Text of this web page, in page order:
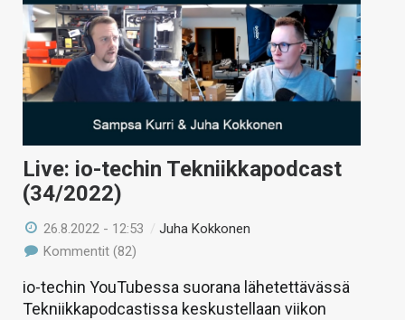
Live: io-techin Tekniikkapodcast
(34/2022)
26.8.2022 - 12:53 /Juha Kokkonen
Kommentit (82)
io-techin YouTubessa suorana lähetettävässä
Tekniikkapodcastissa keskustellaan viikon